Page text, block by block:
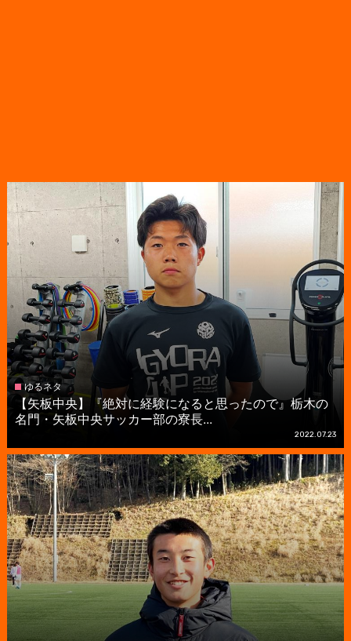
ゆるネタ
【矢板中央】『絶対に経験になると思ったので』栃木の
名門・矢板中央サッカー部の寮長...
2022.07.23